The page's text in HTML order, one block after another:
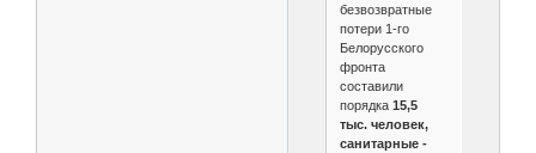
безвозвратные
потери 1-го
Белорусского
фронта
составили
порядка 15,5
тыс. человек,
санитарные -